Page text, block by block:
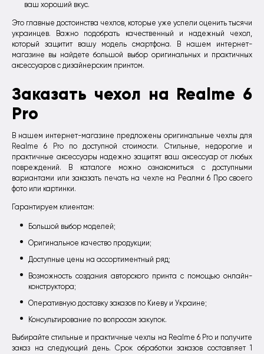
ваш хороший вкус.
Это главные достоинства чехлов, которые уже успели оценить тысячи
украинцев. Важно подобрать качественный и надежный чехол,
который защитит вашу модель смартфона. В нашем интернет-
магазине вы найдете большой выбор оригинальных и практичных
аксессуаров с дизайнерским принтом.
Заказать чехол на Realme 6
Pro
В нашем интернет-магазине предложены оригинальные чехлы для
Realme 6 Pro по доступной стоимости. Стильные, недорогие и
практичные аксессуары надежно защитят ваш аксессуар от любых
повреждений. В каталоге можно ознакомиться с доступными
вариантами или заказать печать на чехле на Реалми 6 Про своего
фото или картинки.
Гарантируем клиентам:
Большой выбор моделей;
Оригинальное качество продукции;
Доступные цены на ассортиментный ряд;
Возможность создания авторского принта с помощью онлайн-
конструктора;
Оперативную доставку заказов по Киеву и Украине;
Консультирование по вопросам закупок.
Выбирайте стильные и практичные чехлы на Realme 6 Pro и получите
заказ на следующий день. Срок обработки заказов составляет 1